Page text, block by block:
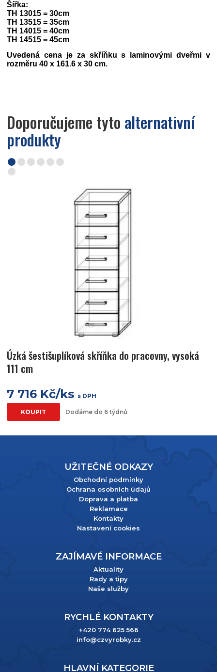
Šířka:
TH 13015 = 30cm
TH 13515 = 35cm
TH 14015 = 40cm
TH 14515 = 45cm
Uvedená cena je za skříňku s laminovými dveřmi v
rozměru 40 x 161.6 x 30 cm.
Doporučujeme tyto alternativní
produkty
Úzká šestišuplíková skříňka do pracovny, vysoká
111 cm
7 716 Kč/ks s DPH
KOUPIT Dodáme do 6 týdnů
UŽITEČNÉ ODKAZY
Obchodní podmínky
Ochrana osobních údajů
Doprava a platba
Reklamace
Kontakty
Nastavení cookies
ZAJÍMAVÉ INFORMACE
Aktuality
Rady a tipy
Naše služby
RYCHLÉ KONTAKTY
+420 774 625 566
info@czvyrobky.cz
HLAVNÍ KATEGORIE